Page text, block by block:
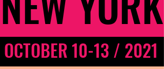
OCTOBER 10-13 / 2021